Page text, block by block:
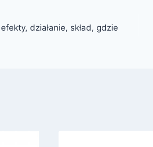
działanie, skład, gdzie